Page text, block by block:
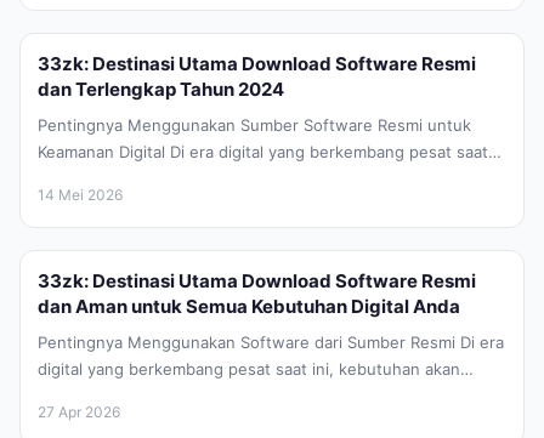
33zk: Destinasi Utama Download Software Resmi
dan Terlengkap Tahun 2024
Pentingnya Menggunakan Sumber Software Resmi untuk
Keamanan Digital Di era digital yang berkembang pesat saat
14 Mei 2026
33zk: Destinasi Utama Download Software Resmi
dan Aman untuk Semua Kebutuhan Digital Anda
Pentingnya Menggunakan Software dari Sumber Resmi Di era
digital yang berkembang pesat saat ini, kebutuhan akan
27 Apr 2026